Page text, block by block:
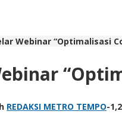
Webinar “Optimalisasi
REDAKSI METRO TEMPO-